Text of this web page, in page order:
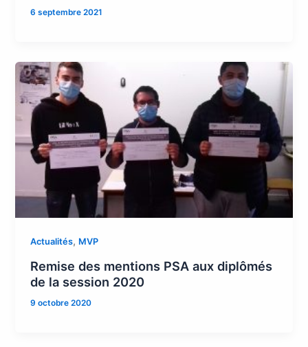
6 septembre 2021
Actualités, MVP
Remise des mentions PSA aux diplômés
de la session 2020
9 octobre 2020